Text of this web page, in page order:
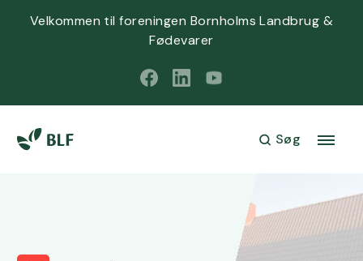
Velkommen til foreningen Bornholms Landbrug &
Fødevarer
Søg